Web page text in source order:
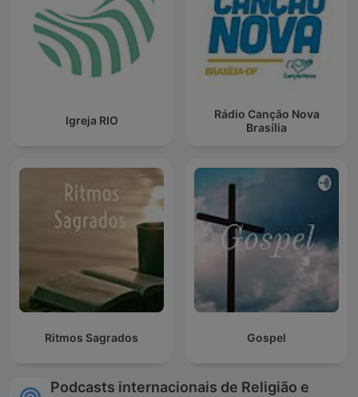
Igreja RIO
Rádio Canção Nova
Brasília
Ritmos Sagrados Gospel
Podcasts internacionais de Religião e